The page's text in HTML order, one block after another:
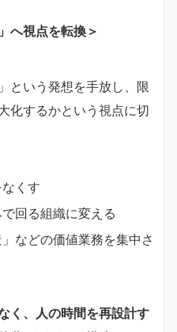
へ視点を転換＞
という発想を手放し、限
化するかという視点に切
くす
回る組織に変える
などの価値業務を集中さ
く、人の時間を再設計す